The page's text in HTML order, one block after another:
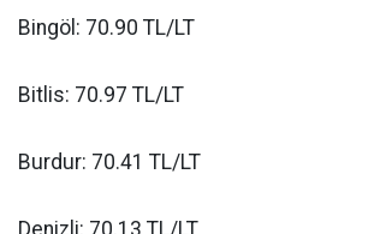
Bingöl: 70.90 TL/LT
Bitlis: 70.97 TL/LT
Burdur: 70.41 TL/LT
Denizli: 70.13 TL/LT